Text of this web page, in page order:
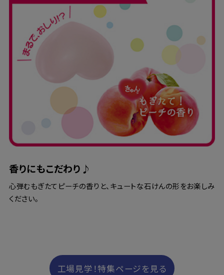
香りにもこだわり♪
心弾むもぎたてピーチの香りと、キュートな石けんの形をお楽しみ
ください。
工場見学！特集ページを見る